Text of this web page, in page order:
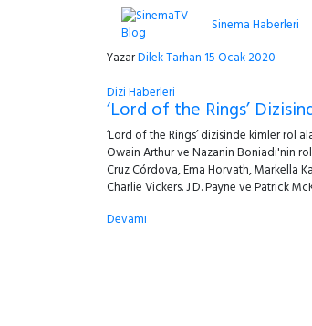
Sinema Haberleri
YazarDilek Tarhan 15 Ocak 2020
Dizi Haberleri
‘Lord of the Rings’
‘Lord of the Rings’ dizisinde kimler rol
Owain Arthur ve Nazanin Boniadi'nin
Cruz Córdova, Ema Horvath, Markella
Charlie Vickers. J.D. Payne ve Patrick
Devamı